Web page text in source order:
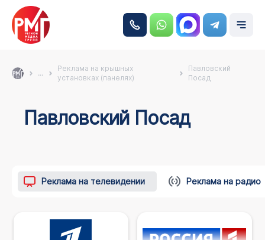
...
Реклама на крышных
установках (панелях)
Павловский
Посад
Павловский Посад
Реклама на телевидении Реклама на радио